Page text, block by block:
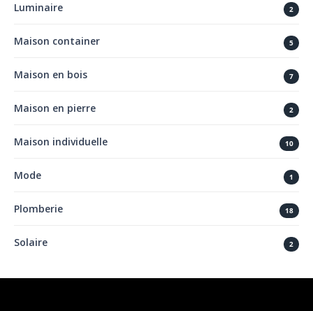
Luminaire 2
Maison container 5
Maison en bois 7
Maison en pierre 2
Maison individuelle 10
Mode 1
Plomberie 18
Solaire 2